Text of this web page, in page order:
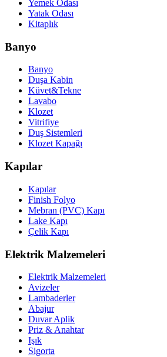
Yemek Odası
Yatak Odası
Kitaplık
Banyo
Banyo
Duşa Kabin
Küvet&Tekne
Lavabo
Klozet
Vitrifiye
Duş Sistemleri
Klozet Kapağı
Kapılar
Kapılar
Finish Folyo
Mebran (PVC) Kapı
Lake Kapı
Çelik Kapı
Elektrik Malzemeleri
Elektrik Malzemeleri
Avizeler
Lambaderler
Abajur
Duvar Aplik
Priz & Anahtar
Işık
Sigorta